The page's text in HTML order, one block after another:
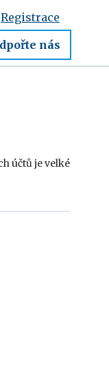
nás
Registrace
účtů je velké